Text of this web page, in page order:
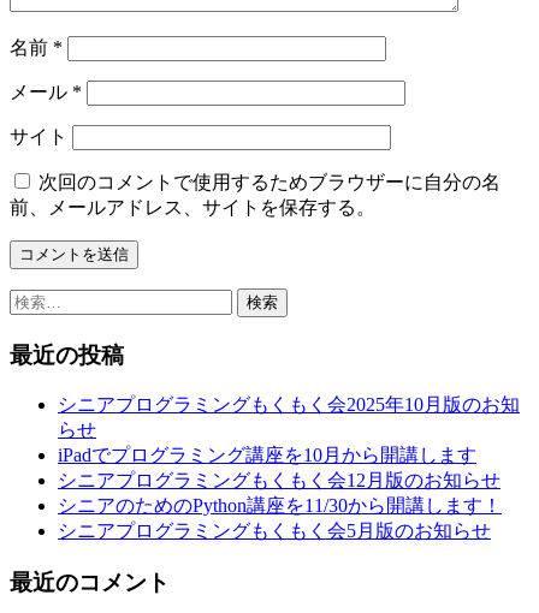
名前 *
メール *
サイト
次回のコメントで使用するためブラウザーに自分の名
前、メールアドレス、サイトを保存する。
検
最近の投稿
シニアプログラミングもくもく会2025年10月版のお知
らせ
iPadでプログラミング講座を10月から開講します
シニアプログラミングもくもく会12月版のお知らせ
シニアのためのPython講座を11/30から開講します！
シニアプログラミングもくもく会5月版のお知らせ
最近のコメント